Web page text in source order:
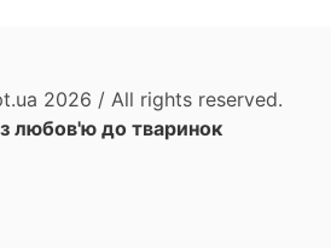
2026 / All rights reserved.
любов'ю до тваринок